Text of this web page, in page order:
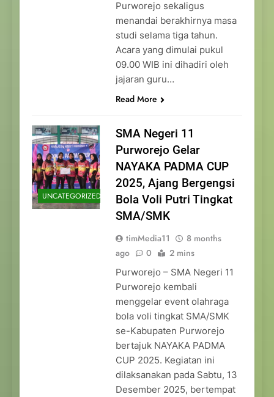
Purworejo sekaligus
menandai berakhirnya masa
studi selama tiga tahun.
Acara yang dimulai pukul
09.00 WIB ini dihadiri oleh
jajaran guru…
Read More
UNCATEGORIZED
SMA Negeri 11
Purworejo Gelar
NAYAKA PADMA CUP
2025, Ajang Bergengsi
Bola Voli Putri Tingkat
SMA/SMK
timMedia11
8 months
ago
0 2 mins
Purworejo – SMA Negeri 11
Purworejo kembali
menggelar event olahraga
bola voli tingkat SMA/SMK
se-Kabupaten Purworejo
bertajuk NAYAKA PADMA
CUP 2025. Kegiatan ini
dilaksanakan pada Sabtu, 13
Desember 2025, bertempat